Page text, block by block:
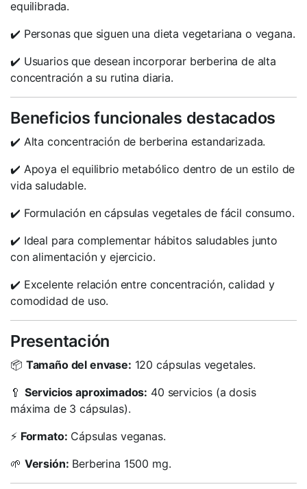
equilibrada.
✔️ Personas que siguen una dieta vegetariana o vegana.
✔️ Usuarios que desean incorporar berberina de alta
concentración a su rutina diaria.
Beneficios funcionales destacados
✔️ Alta concentración de berberina estandarizada.
✔️ Apoya el equilibrio metabólico dentro de un estilo de
vida saludable.
✔️ Formulación en cápsulas vegetales de fácil consumo.
✔️ Ideal para complementar hábitos saludables junto
con alimentación y ejercicio.
✔️ Excelente relación entre concentración, calidad y
comodidad de uso.
Presentación
📦 Tamaño del envase: 120 cápsulas vegetales.
🥄 Servicios aproximados: 40 servicios (a dosis
máxima de 3 cápsulas).
⚡ Formato: Cápsulas veganas.
🌱 Versión: Berberina 1500 mg.